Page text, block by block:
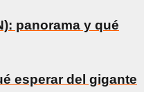
panorama y qué
esperar del gigante